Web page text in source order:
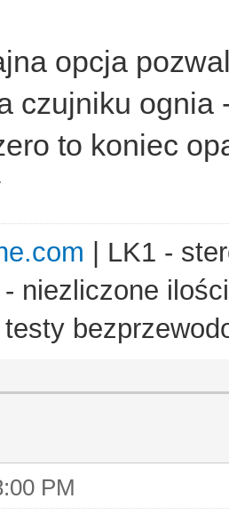
opcja
czujniku ognia
to koniec
| LK1 -
niezliczone
PM